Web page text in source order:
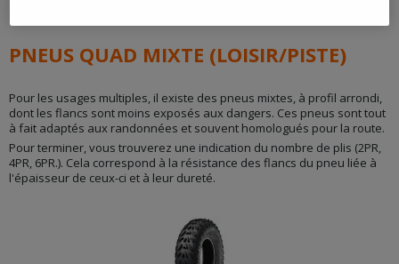
PNEUS QUAD MIXTE (LOISIR/PISTE)
Pour les usages multiples, il existe des pneus mixtes, à profil arrondi,
dont les flancs sont moins exposés aux dangers. Ces pneus sont tout
à fait adaptés aux randonnées et souvent homologués pour la route.
Pour terminer, vous trouverez une indication du nombre de plis (2PR,
4PR, 6PR.). Cela correspond à la résistance des flancs du pneu liée à
l'épaisseur de ceux-ci et à leur dureté.